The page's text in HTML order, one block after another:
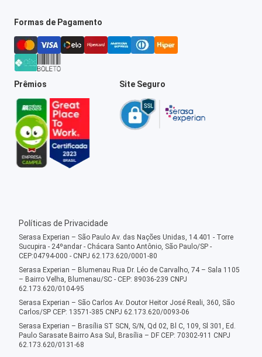
Formas de Pagamento
Prêmios Site Seguro
Políticas de Privacidade
Serasa Experian – São Paulo Av. das Nações Unidas, 14.401 - Torre
Sucupira - 24ºandar - Chácara Santo Antônio, São Paulo/SP -
CEP:04794-000 - CNPJ 62.173.620/0001-80
Serasa Experian – Blumenau Rua Dr. Léo de Carvalho, 74 – Sala 1105
– Bairro Velha, Blumenau/SC - CEP: 89036-239 CNPJ
62.173.620/0104-95
Serasa Experian – São Carlos Av. Doutor Heitor José Reali, 360, São
Carlos/SP CEP: 13571-385 CNPJ 62.173.620/0093-06
Serasa Experian – Brasília ST SCN, S/N, Qd 02, Bl C, 109, Sl 301, Ed.
Paulo Sarasate Bairro Asa Sul, Brasília – DF CEP: 70302-911 CNPJ
62.173.620/0131-68